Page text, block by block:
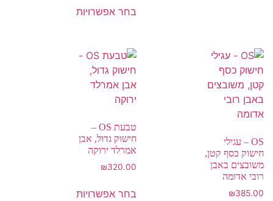
בחר אפשרויות
OS – עגילי
חישוק כסף קטן,
משובצים באבן
רובי אדומה
₪385.00
טבעת OS –
חישוק גדול, אבן
אמרלד ירוקה
₪320.00
בחר אפשרויות